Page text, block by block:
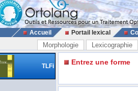
Accueil Portail lexical
Morphologie Lexicographie
TLFi Entrez une forme